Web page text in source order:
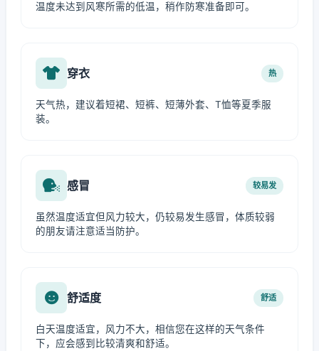
温度未达到风寒所需的低温，稍作防寒准备即可。
穿衣 热
天气热，建议着短裙、短裤、短薄外套、T恤等夏季服
装。
感冒 较易发
虽然温度适宜但风力较大，仍较易发生感冒，体质较弱
的朋友请注意适当防护。
舒适度 舒适
白天温度适宜，风力不大，相信您在这样的天气条件
下，应会感到比较清爽和舒适。